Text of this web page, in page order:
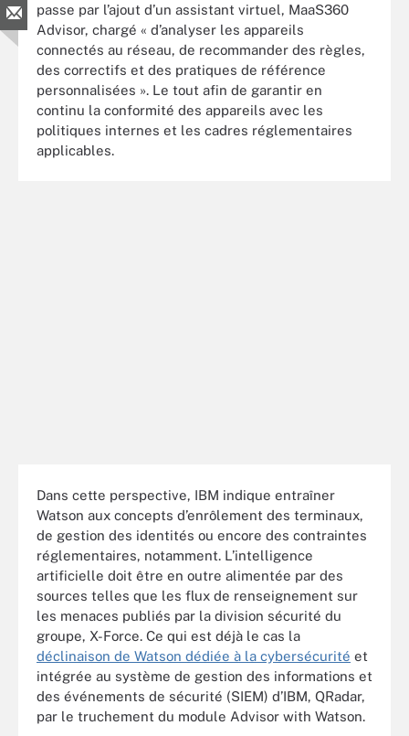
passe par l’ajout d’un assistant virtuel, MaaS360
Advisor, chargé « d’analyser les appareils
connectés au réseau, de recommander des règles,
des correctifs et des pratiques de référence
personnalisées ». Le tout afin de garantir en
continu la conformité des appareils avec les
politiques internes et les cadres réglementaires
applicables.
Dans cette perspective, IBM indique entraîner
Watson aux concepts d’enrôlement des terminaux,
de gestion des identités ou encore des contraintes
réglementaires, notamment. L’intelligence
artificielle doit être en outre alimentée par des
sources telles que les flux de renseignement sur
les menaces publiés par la division sécurité du
groupe, X-Force. Ce qui est déjà le cas la
déclinaison de Watson dédiée à la cybersécurité et
intégrée au système de gestion des informations et
des événements de sécurité (SIEM) d’IBM, QRadar,
par le truchement du module Advisor with Watson.